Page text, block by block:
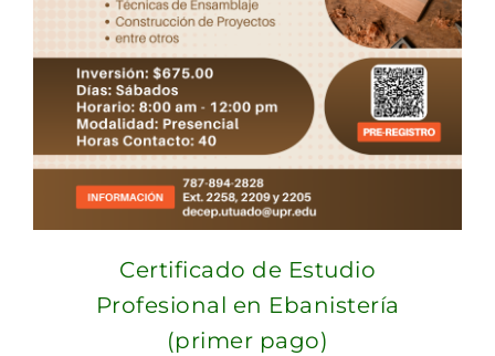
Certificado de Estudio
Profesional en Ebanistería
(primer pago)